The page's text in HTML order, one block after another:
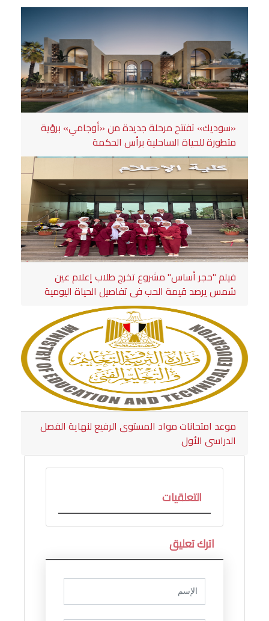
«سوديك» تفتتح مرحلة جديدة من «أوجامي» برؤية
متطورة للحياة الساحلية برأس الحكمة
فيلم "حجر أساس" مشروع تخرج طلاب إعلام عين
شمس يرصد قيمة الحب في تفاصيل الحياة اليومية
موعد امتحانات مواد المستوى الرفيع لنهاية الفصل
الدراسى الأول
التعلقيات
اترك تعليق